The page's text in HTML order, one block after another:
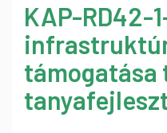
KAP-RD42-
támogatása